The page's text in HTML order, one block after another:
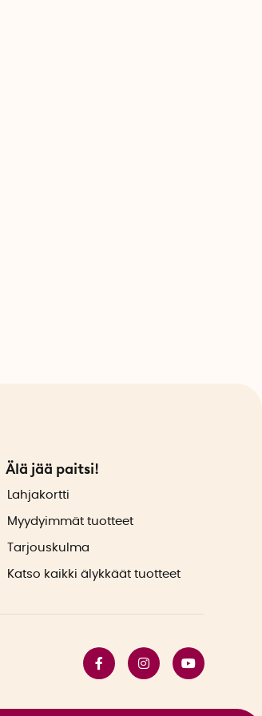
luola -ohjelmassa (”Shark Tank”).
Nate hyväksyi Sara Blakelyn ja Lori
parantavan liikkuvuutta, vähentävän
lisäävän nivelten liikkuvuutta ja
hitaaseen sisään- ja
happipitoisuutta.
Tee foam rollerin käytöstä
Älä jää paitsi!
Lahjakortti
Myydyimmät tuotteet
Tarjouskulma
Katso kaikki älykkäät tuotteet